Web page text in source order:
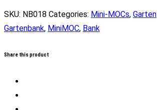
SKU: NB018 Categories: Mini-MOCs, Garten
Gartenbank, MiniMOC, Bank
Share this product